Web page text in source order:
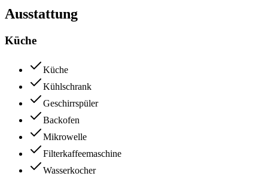
Ausstattung
Küche
Küche
Kühlschrank
Geschirrspüler
Backofen
Mikrowelle
Filterkaffeemaschine
Wasserkocher